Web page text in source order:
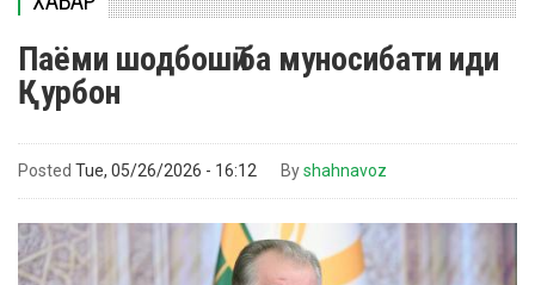
Паёми шодбошӣ ба муносибати иди
Қурбон
Posted Tue, 05/26/2026 - 16:12 Byshahnavoz